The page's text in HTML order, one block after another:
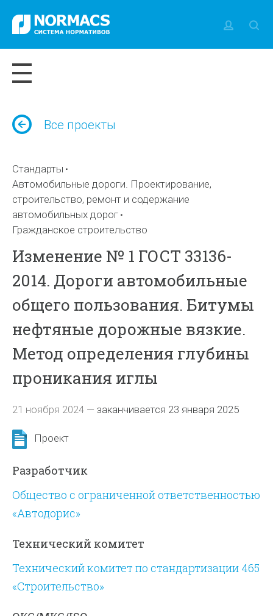
Все проекты
Стандарты
Автомобильные дороги. Проектирование,
строительство, ремонт и содержание
автомобильных дорог
Гражданское строительство
Изменение № 1 ГОСТ 33136-
2014. Дороги автомобильные
общего пользования. Битумы
нефтяные дорожные вязкие.
Метод определения глубины
проникания иглы
21 ноября 2024 —заканчивается 23 января 2025
Проект
Разработчик
Общество с ограниченной ответственностью
«Автодорис»
Технический комитет
Технический комитет по стандартизации 465
«Строительство»